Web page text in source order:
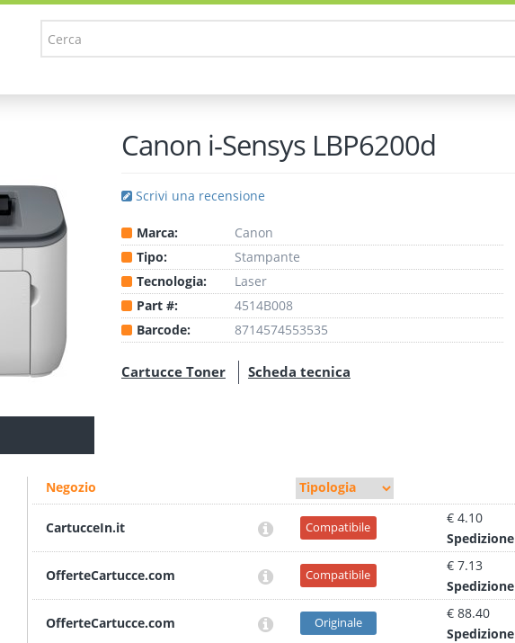
Canon i-Sensys LBP6200d
Scrivi una recensione
Marca:
Canon
Tipo:
Stampante
Tecnologia:
Laser
Part #:
4514B008
Barcode:
8714574553535
Cartucce Toner Scheda tecnica
Negozio
CartucceIn.it Compatibile
€ 4.10
Spedizione
OfferteCartucce.com Compatibile
€ 7.13
Spedizione
OfferteCartucce.com Originale
€ 88.40
Spedizione